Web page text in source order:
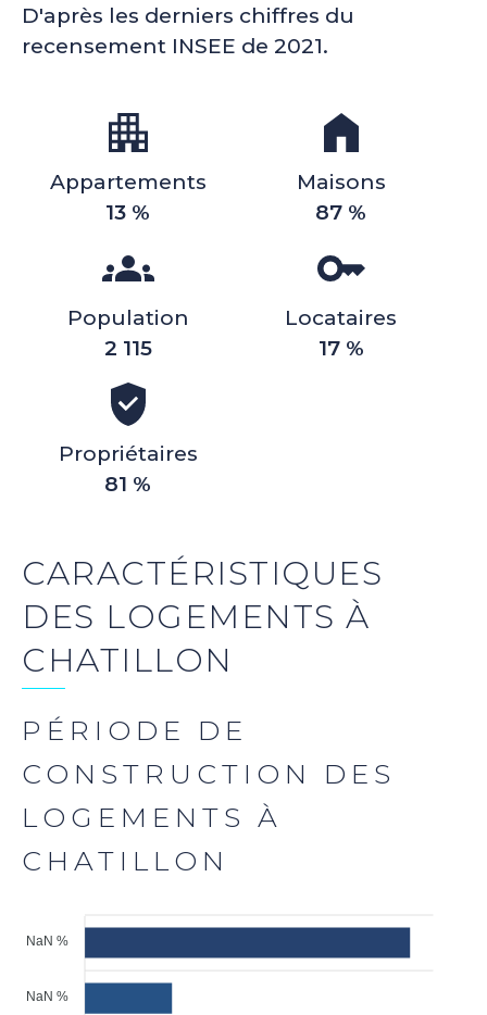
D'après les derniers chiffres du
recensement INSEE de 2021.
Appartements
13 %
Maisons
87 %
Population
2 115
Locataires
17 %
Propriétaires
81 %
CARACTÉRISTIQUES
DES LOGEMENTS À
CHATILLON
PÉRIODE DE
CONSTRUCTION DES
LOGEMENTS À
CHATILLON
NaN %
NaN %